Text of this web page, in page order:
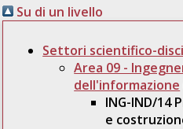
Su di un livello
Settori scientifico-
Area 09 -
dell'informazione
ING-IND/14
e